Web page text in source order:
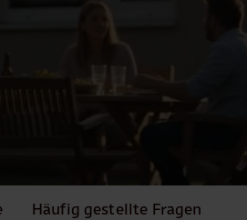
Häufig gestellte Fragen